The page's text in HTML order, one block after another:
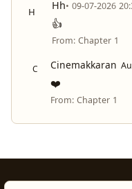
H Hh• 09-07-2026
👍
From: Chapter 1
C Cinemakkaran
❤️
From: Chapter 1